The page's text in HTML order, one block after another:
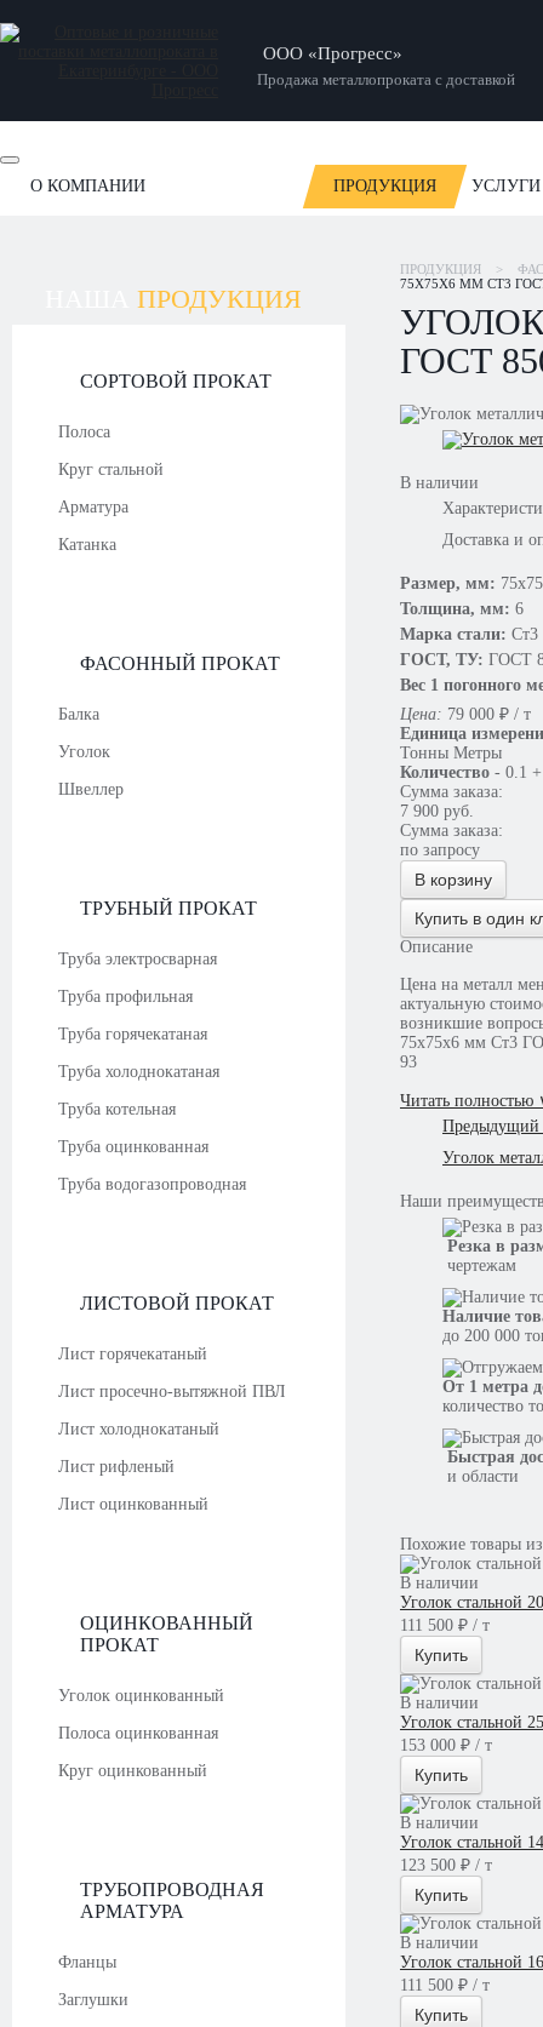
ООО «Прогресс»
Продажа металлопроката с доставкой
О КОМПАНИИ ПРОДУКЦИЯ УСЛУГИ
ПРОДУКЦИЯ
СОРТОВОЙ ПРОКАТ
Полоса
Круг стальной
Арматура
Катанка
ФАСОННЫЙ ПРОКАТ
Балка
Уголок
Швеллер
ТРУБНЫЙ ПРОКАТ
Труба электросварная
Труба профильная
Труба горячекатаная
Труба холоднокатаная
Труба котельная
Труба оцинкованная
Труба водогазопроводная
ЛИСТОВОЙ ПРОКАТ
Лист горячекатаный
Лист просечно-вытяжной ПВЛ
Лист холоднокатаный
Лист рифленый
Лист оцинкованный
ОЦИНКОВАННЫЙ
ПРОКАТ
Уголок оцинкованный
Полоса оцинкованная
Круг оцинкованный
ТРУБОПРОВОДНАЯ
АРМАТУРА
Фланцы
Заглушки
ПРОДУКЦИЯ >
75Х75Х6 ММ СТ3
ГОСТ
В наличии
Доставка и
Размер, мм: 75х75
Толщина, мм: 6
Марка стали: Ст3
ГОСТ, ТУ: ГОСТ
Вес 1 погонного
Цена: 79 000 ₽ / т
Единица
Тонны Метры
Количество - 0.1 +
Сумма заказа:
7 900 руб.
Сумма заказа:
по запросу
В корзину
Купить в один
Описание
Цена на металл
актуальную
возникшие
75х75х6 мм Ст3
93
Читать полностью
Предыдущий
Уголок
Наши
Резка в
чертежам
Наличие
до 200 000
От 1 метра
количество
Быстрая
и области
Похожие товары
В наличии
Уголок стальной
111 500 ₽ / т
Купить
В наличии
Уголок стальной
153 000 ₽ / т
Купить
В наличии
Уголок стальной
123 500 ₽ / т
Купить
В наличии
Уголок стальной
111 500 ₽ / т
Купить